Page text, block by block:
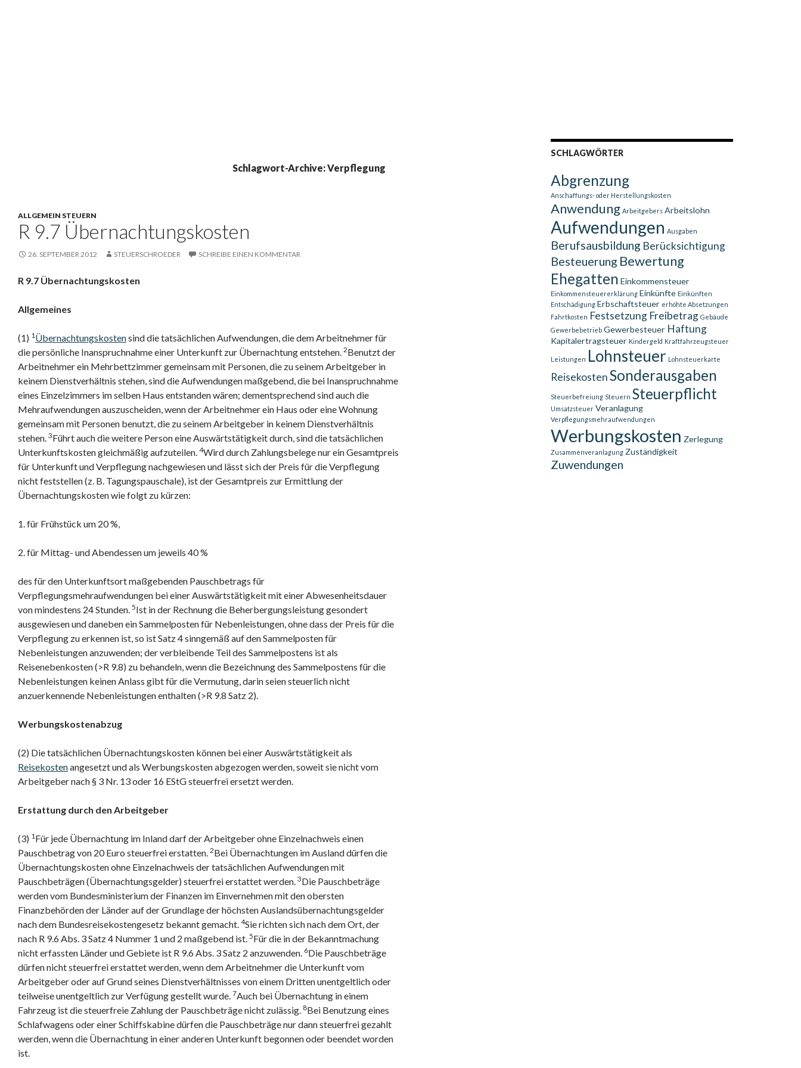
Schlagwort-Archive: Verpflegung
ALLGEMEIN STEUERN
R 9.7 Übernachtungskosten
26. SEPTEMBER 2012 STEUERSCHROEDER SCHREIBE EINEN KOMMENTAR
R 9.7 Übernachtungskosten
Allgemeines
(1) 1 Übernachtungskostensind die tatsächlichen Aufwendungen, die dem Arbeitnehmer für
die persönliche Inanspruchnahme einer Unterkunft zur Übernachtung entstehen. 2Benutzt der
Arbeitnehmer ein Mehrbettzimmer gemeinsam mit Personen, die zu seinem Arbeitgeber in
keinem Dienstverhältnis stehen, sind die Aufwendungen maßgebend, die bei Inanspruchnahme
eines Einzelzimmers im selben Haus entstanden wären; dementsprechend sind auch die
Mehraufwendungen auszuscheiden, wenn der Arbeitnehmer ein Haus oder eine Wohnung
gemeinsam mit Personen benutzt, die zu seinem Arbeitgeber in keinem Dienstverhältnis
stehen. 3Führt auch die weitere Person eine Auswärtstätigkeit durch, sind die tatsächlichen
Unterkunftskosten gleichmäßig aufzuteilen. 4Wird durch Zahlungsbelege nur ein Gesamtpreis
für Unterkunft und Verpflegung nachgewiesen und lässt sich der Preis für die Verpflegung
nicht feststellen (z. B. Tagungspauschale), ist der Gesamtpreis zur Ermittlung der
Übernachtungskosten wie folgt zu kürzen:
1. für Frühstück um 20 %,
2. für Mittag- und Abendessen um jeweils 40 %
des für den Unterkunftsort maßgebenden Pauschbetrags für
Verpflegungsmehraufwendungen bei einer Auswärtstätigkeit mit einer Abwesenheitsdauer
von mindestens 24 Stunden. 5Ist in der Rechnung die Beherbergungsleistung gesondert
ausgewiesen und daneben ein Sammelposten für Nebenleistungen, ohne dass der Preis für die
Verpflegung zu erkennen ist, so ist Satz 4 sinngemäß auf den Sammelposten für
Nebenleistungen anzuwenden; der verbleibende Teil des Sammelpostens ist als
Reisenebenkosten (>R 9.8) zu behandeln, wenn die Bezeichnung des Sammelpostens für die
Nebenleistungen keinen Anlass gibt für die Vermutung, darin seien steuerlich nicht
anzuerkennende Nebenleistungen enthalten (>R 9.8 Satz 2).
Werbungskostenabzug
(2) Die tatsächlichen Übernachtungskosten können bei einer Auswärtstätigkeit als
Reisekostenangesetzt und als Werbungskosten abgezogen werden, soweit sie nicht vom
Arbeitgeber nach § 3 Nr. 13 oder 16 EStG steuerfrei ersetzt werden.
Erstattung durch den Arbeitgeber
(3) 1 Für jede Übernachtung im Inland darf der Arbeitgeber ohne Einzelnachweis einen
Pauschbetrag von 20 Euro steuerfrei erstatten. 2Bei Übernachtungen im Ausland dürfen die
Übernachtungskosten ohne Einzelnachweis der tatsächlichen Aufwendungen mit
Pauschbeträgen (Übernachtungsgelder) steuerfrei erstattet werden. 3Die Pauschbeträge
werden vom Bundesministerium der Finanzen im Einvernehmen mit den obersten
Finanzbehörden der Länder auf der Grundlage der höchsten Auslandsübernachtungsgelder
nach dem Bundesreisekostengesetz bekannt gemacht. 4Sie richten sich nach dem Ort, der
nach R 9.6 Abs. 3 Satz 4 Nummer 1 und 2 maßgebend ist. 5Für die in der Bekanntmachung
nicht erfassten Länder und Gebiete ist R 9.6 Abs. 3 Satz 2 anzuwenden. 6Die Pauschbeträge
dürfen nicht steuerfrei erstattet werden, wenn dem Arbeitnehmer die Unterkunft vom
Arbeitgeber oder auf Grund seines Dienstverhältnisses von einem Dritten unentgeltlich oder
teilweise unentgeltlich zur Verfügung gestellt wurde. 7Auch bei Übernachtung in einem
Fahrzeug ist die steuerfreie Zahlung der Pauschbeträge nicht zulässig. 8Bei Benutzung eines
Schlafwagens oder einer Schiffskabine dürfen die Pauschbeträge nur dann steuerfrei gezahlt
werden, wenn die Übernachtung in einer anderen Unterkunft begonnen oder beendet worden
ist.
SCHLAGWÖRTER
Abgrenzung
Anschaffungs- oder Herstellungskosten
Anwendung Arbeitgebers Arbeitslohn
Aufwendungen Ausgaben
Berufsausbildung Berücksichtigung
Besteuerung Bewertung
Ehegatten Einkommensteuer
Einkommensteuererklärung Einkünfte Einkünften
Entschädigung Erbschaftsteuer erhöhte Absetzungen
Fahrtkosten Festsetzung Freibetrag Gebäude
Gewerbebetrieb Gewerbesteuer Haftung
Kapitalertragsteuer Kindergeld Kraftfahrzeugsteuer
Leistungen Lohnsteuer Lohnsteuerkarte
ReisekostenSonderausgaben
Steuerbefreiung Steuern Steuerpflicht
Umsatzsteuer Veranlagung
Verpflegungsmehraufwendungen
Werbungskosten Zerlegung
Zusammenveranlagung Zuständigkeit
Zuwendungen